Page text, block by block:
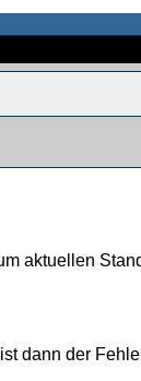
aktuellen
dann der